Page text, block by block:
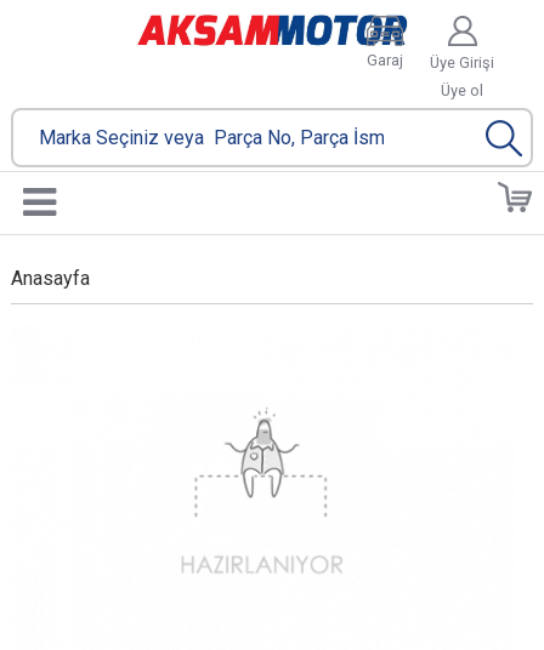
Üye Girişi
Üye ol
Garaj
Anasayfa